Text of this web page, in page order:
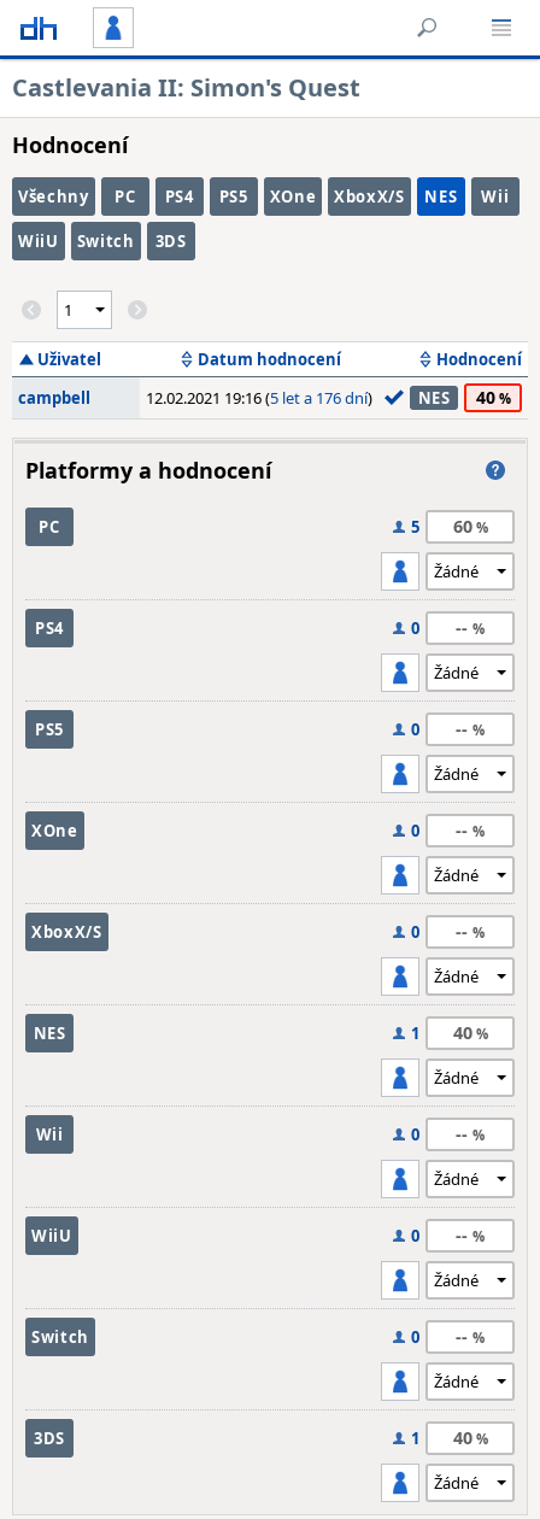
Castlevania II: Simon's Quest
Hodnocení
Všechny PC PS4 PS5 XOne XboxX/S NES Wii
WiiU Switch 3DS
Uživatel Datum hodnocení
Hodnocení
campbell
12.02.2021 19:16 (5 let a 176 dní) NES 40
Platformy a hodnocení
PC 5 60
PS4 0 --
PS5 0 --
XOne 0 --
XboxX/S 0 --
NES 1 40
Wii 0 --
WiiU 0 --
Switch 0 --
3DS 1 40